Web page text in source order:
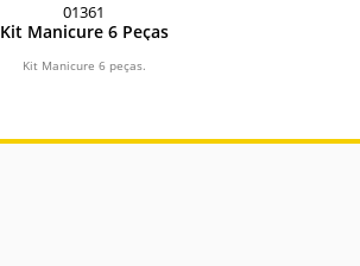
01361
Kit Manicure 6 Peças
Kit Manicure 6 peças.